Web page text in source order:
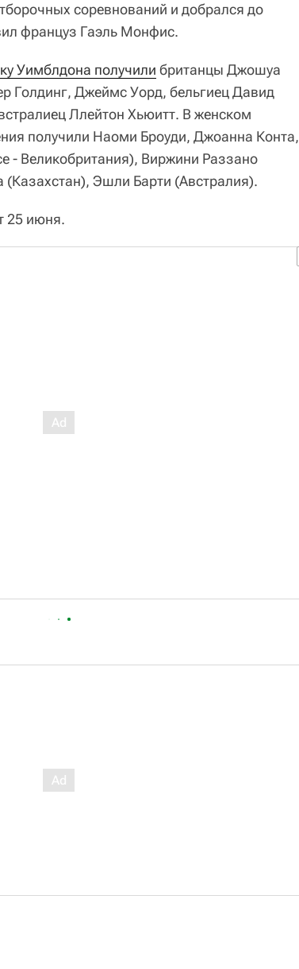
соревнований и добрался до
француз Гаэль Монфис.
Уимблдона получили британцы Джошуа
Голдинг, Джеймс Уорд, бельгиец Давид
Ллейтон Хьюитт. В женском
получили Наоми Броуди, Джоанна Конта,
- Великобритания), Виржини Раззано
Эшли Барти (Австралия).
25 июня.